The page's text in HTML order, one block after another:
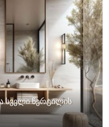
სველი წერტილის